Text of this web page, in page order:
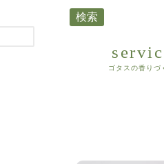
ゴタスの香りづ
検索